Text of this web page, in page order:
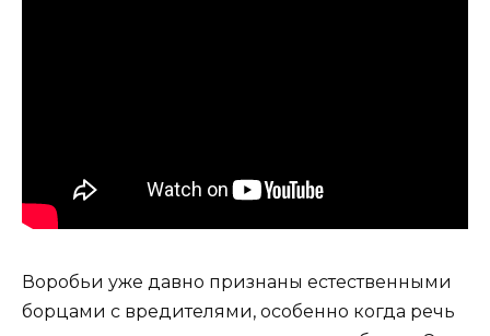
Воробьи уже давно признаны естественными
борцами с вредителями, особенно когда речь